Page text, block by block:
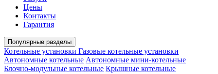
Цены
Контакты
Гарантия
Популярные разделы
Котельные установки Газовые котельные установки
Автономные котельные Автономные мини-котельные
Блочно-модульные котельные Крышные котельные